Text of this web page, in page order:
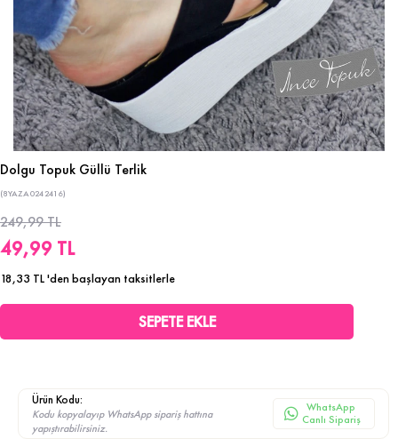
Dolgu Topuk Güllü Terlik
(8YAZA0242416)
249,99 TL
49,99 TL
18,33 TL'den başlayan taksitlerle
Ürün Kodu:
Kodu kopyalayıp WhatsApp sipariş hattına
yapıştırabilirsiniz.
WhatsApp
Canlı Sipariş